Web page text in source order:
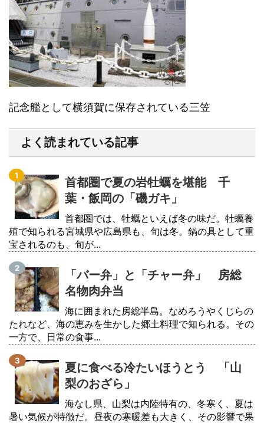
記念艦として横須賀に保存されている三笠
よく読まれている記事
首都圏で夏の岩牡蠣を堪能 千
葉・飯岡の「磯ガキ」
首都圏では、牡蠣といえば冬の味だ。牡蠣養
殖で知られる宮城県や広島県も、旬は冬。鍋の具として重
宝されるのも、旬が...
「バー弁」と「チャー弁」 房総
名物肉弁当
海に囲まれた房総半島。なめろうやくじらの
たれなど、海の恵みを生かした郷土料理で知られる。その
一方で、日常の食事...
夏に食べる冷たいほうとう 「山
梨のおざら」
海なし県、山梨は内陸特有の、冬寒く、夏は
暑い気候が特徴だ。昼夜の寒暖差も大きく、その影響で果